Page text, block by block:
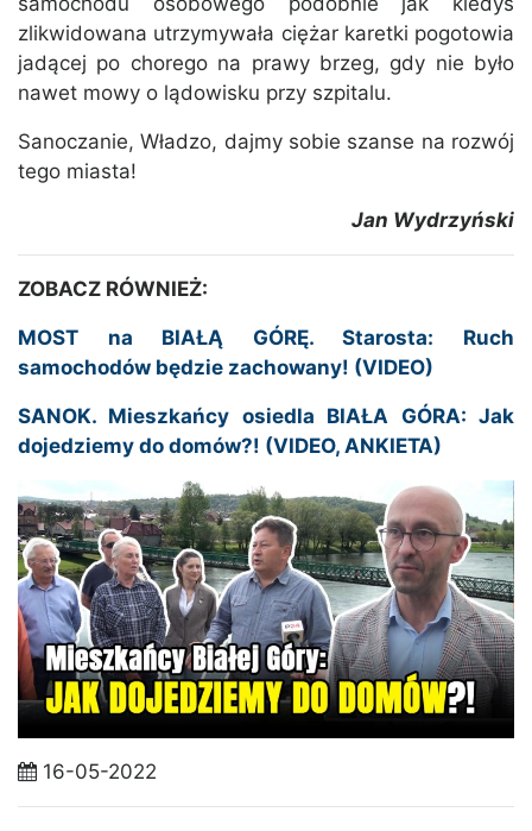
zlikwidowana utrzymywała ciężar karetki pogotowia
jadącej po chorego na prawy brzeg, gdy nie było
nawet mowy o lądowisku przy szpitalu.
Sanoczanie, Władzo, dajmy sobie szanse na rozwój
tego miasta!
Jan Wydrzyński
ZOBACZ RÓWNIEŻ:
MOST na BIAŁĄ GÓRĘ. Starosta: Ruch
samochodów będzie zachowany! (VIDEO)
SANOK. Mieszkańcy osiedla BIAŁA GÓRA: Jak
dojedziemy do domów?! (VIDEO, ANKIETA)
16-05-2022